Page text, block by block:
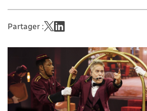
Partager :